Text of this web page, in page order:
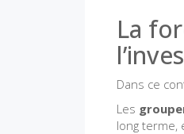
La
Dans ce
Les
long terme,